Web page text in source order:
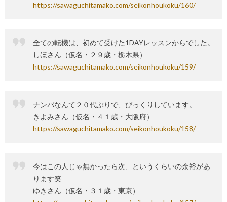
https://sawaguchitamako.com/seikonhoukoku/160/
全ての転機は、初めて受けた1DAYレッスンからでした。
しほさん（仮名・２９歳・栃木県）
https://sawaguchitamako.com/seikonhoukoku/159/
ナンパなんて２０代ぶりで、びっくりしています。
きよみさん（仮名・４１歳・大阪府）
https://sawaguchitamako.com/seikonhoukoku/158/
今はこの人じゃ無かったら次、というくらいの余裕があ
ります笑
ゆきさん（仮名・３１歳・東京）